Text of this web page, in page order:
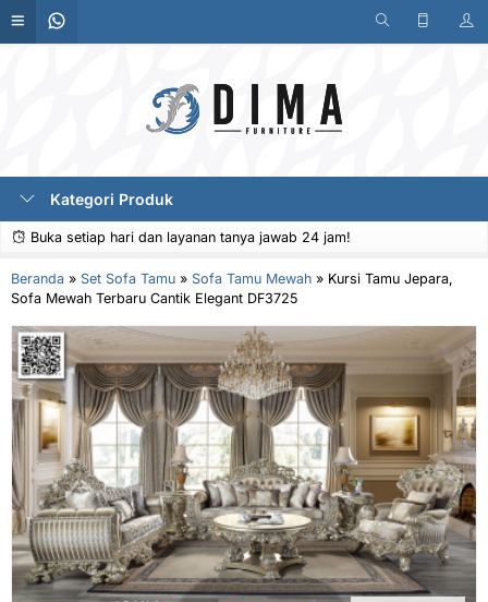
Kategori Produk
Buka setiap hari dan layanan tanya jawab 24 jam!
Beranda » Set Sofa Tamu » Sofa Tamu Mewah » Kursi Tamu Jepara,
Sofa Mewah Terbaru Cantik Elegant DF3725